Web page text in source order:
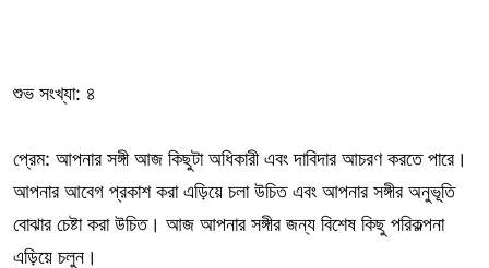
শুভ সংখ্যা: ৪
প্রেম: আপনার সঙ্গী আজ কিছুটা অধিকারী এবং দাবিদার আচরণ করতে পারে।
আপনার আবেগ প্রকাশ করা এড়িয়ে চলা উচিত এবং আপনার সঙ্গীর অনুভূতি
বোঝার চেষ্টা করা উচিত। আজ আপনার সঙ্গীর জন্য বিশেষ কিছু পরিকল্পনা
এড়িয়ে চলুন।